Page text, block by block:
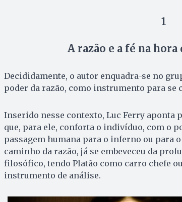
1
A razão e a fé na
Decididamente, o autor enquadra-se no
poder da razão, como instrumento para
Inserido nesse contexto, Luc Ferry aponta
que, para ele, conforta o indivíduo, com o
passagem humana para o inferno ou para
caminho da razão, já se embeveceu da
filosófico, tendo Platão como carro chefe
instrumento de análise.